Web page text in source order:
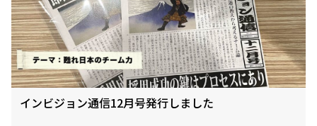
インビジョン通信12月号発行しました